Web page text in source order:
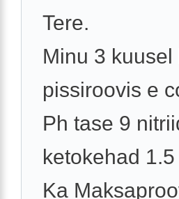
Tere.
Minu 3
pissiroovis e
Ph tase 9
ketokehad 1.5
Ka